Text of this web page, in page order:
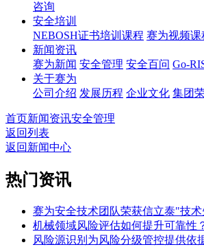
咨询
安全培训
NEBOSH证书培训课程 赛为视频课
新闻资讯
赛为新闻 安全管理 安全百问 Go-
关于赛为
公司介绍 发展历程 企业文化 集团
首页新闻资讯安全管理
返回列表
返回新闻中心
热门资讯
赛为安全技术团队荣获信立泰"技
机械领域风险评估如何提升可靠性
风险源识别为风险分级管控提供依